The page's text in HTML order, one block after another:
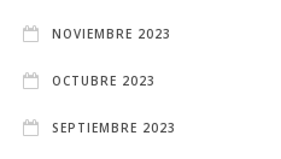
NOVIEMBRE 2023
OCTUBRE 2023
SEPTIEMBRE 2023